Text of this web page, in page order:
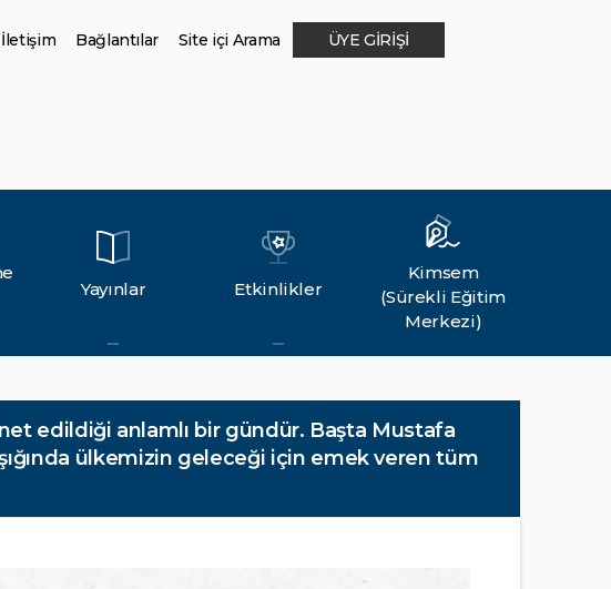
İletişim Bağlantılar Site içi Arama ÜYE GİRİŞİ
Yayınlar Etkinlikler
Kimsem
(Sürekli Eğitim
Merkezi)
edildiği anlamlı bir gündür. Başta Mustafa
ülkemizin geleceği için emek veren tüm